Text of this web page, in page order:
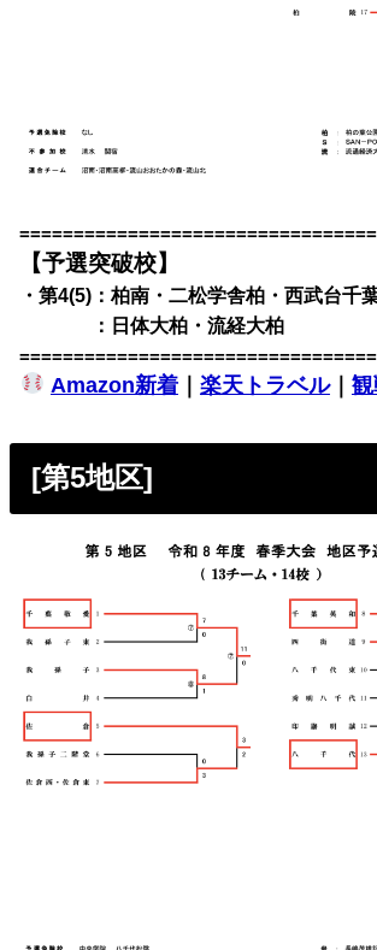
【予選突破校】
・第4(5)：柏南・二松学舎柏・西武台千
：日体大柏・流経大柏
Amazon新着｜ 楽天トラベル｜
[第5地区]